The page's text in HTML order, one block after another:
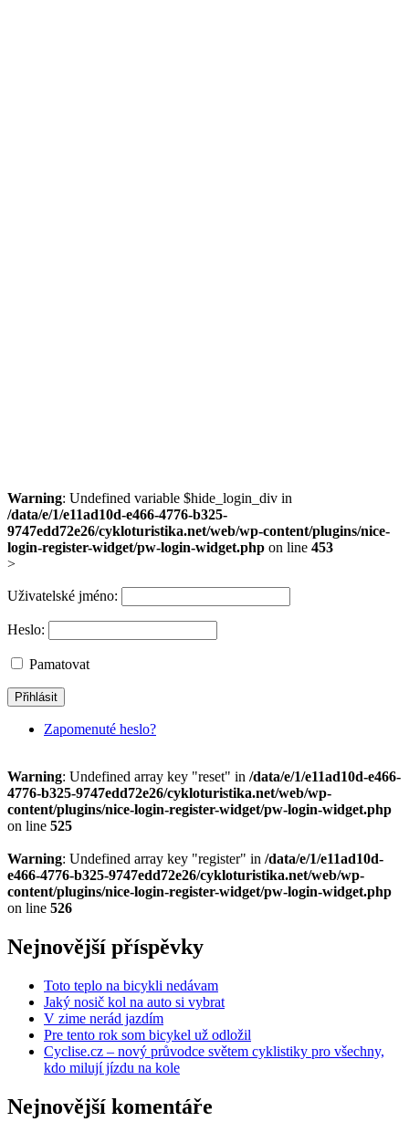
Warning: Undefined variable $hide_login_div in
/data/e/1/e11ad10d-e466-4776-b325-
9747edd72e26/cykloturistika.net/web/wp-content/plugins/nice-
login-register-widget/pw-login-widget.php on line 453
>
Uživatelské jméno:
Heslo:
Pamatovat
Zapomenuté heslo?
Warning: Undefined array key "reset" in /data/e/1/e11ad10d-e466-
4776-b325-9747edd72e26/cykloturistika.net/web/wp-
content/plugins/nice-login-register-widget/pw-login-widget.php
on line 525
Warning: Undefined array key "register" in /data/e/1/e11ad10d-
e466-4776-b325-9747edd72e26/cykloturistika.net/web/wp-
content/plugins/nice-login-register-widget/pw-login-widget.php
on line 526
Nejnovější příspěvky
Toto teplo na bicykli nedávam
Jaký nosič kol na auto si vybrat
V zime nerád jazdím
Pre tento rok som bicykel už odložil
Cyclise.cz – nový průvodce světem cyklistiky pro všechny,
kdo milují jízdu na kole
Nejnovější komentáře